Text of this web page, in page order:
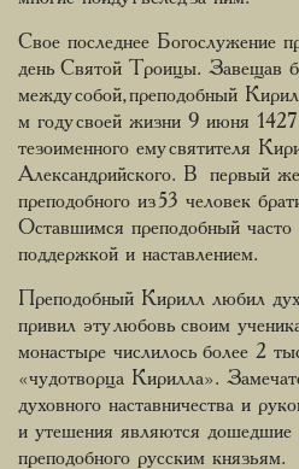
Свое последнее Богослужение
день Святой Троицы. Завещав
между собой, преподобный
м году своей жизни 9 июня 1427
тезоименного ему святителя
Александрийского. В первый же
преподобного из 53 человек
Оставшимся преподобный часто
поддержкой и наставлением.
Преподобный Кирилл любил
привил эту любовь своим
монастыре числилось более 2
«чудотворца Кирилла».
духовного наставничества и
и утешения являются дошедшие
преподобного русским князьям.